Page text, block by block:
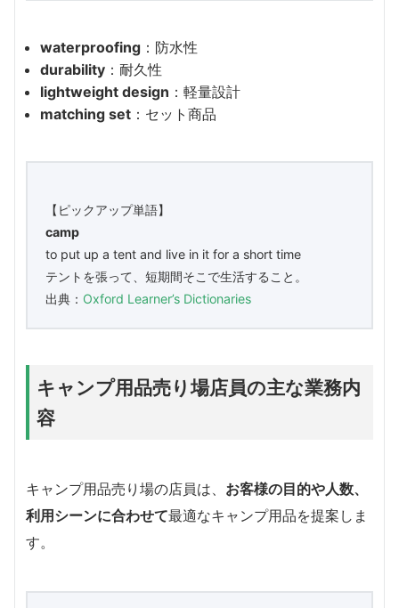
waterproofing ：防水性
durability ：耐久性
lightweight design ：軽量設計
matching set ：セット商品
【ピックアップ単語】
camp
to put up a tent and live in it for a short time
テントを張って、短期間そこで生活すること。
出典： Oxford Learner’s Dictionaries
キャンプ用品売り場店員の主な業務内
容
キャンプ用品売り場の店員は、 お客様の目的や人数、
利用シーンに合わせて最適なキャンプ用品を提案しま
す。